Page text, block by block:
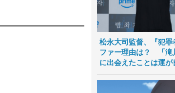
松永大司監督、『犯
ファー理由は？ 「滝
に出会えたことは運が